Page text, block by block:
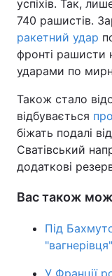
успіхів. Так,
740 рашистів.
ракетний удар
фронті рашисти
ударами по
Також стало
відбувається
біжать подалі
Сватівський
додаткові
Вас також
Під
У Франції